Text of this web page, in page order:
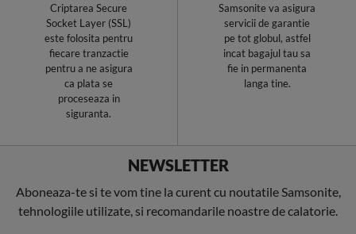
Criptarea Secure
Socket Layer (SSL)
este folosita pentru
fiecare tranzactie
pentru a ne asigura
ca plata se
proceseaza in
siguranta.
Samsonite va asigura
servicii de garantie
pe tot globul, astfel
incat bagajul tau sa
fie in permanenta
langa tine.
NEWSLETTER
Aboneaza-te si te vom tine la curent cu noutatile Samsonite,
tehnologiile utilizate, si recomandarile noastre de calatorie.